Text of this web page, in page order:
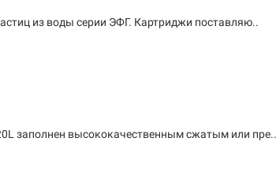
из воды серии ЭФГ. Картриджи поставляю..
заполнен высококачественным сжатым или пре..